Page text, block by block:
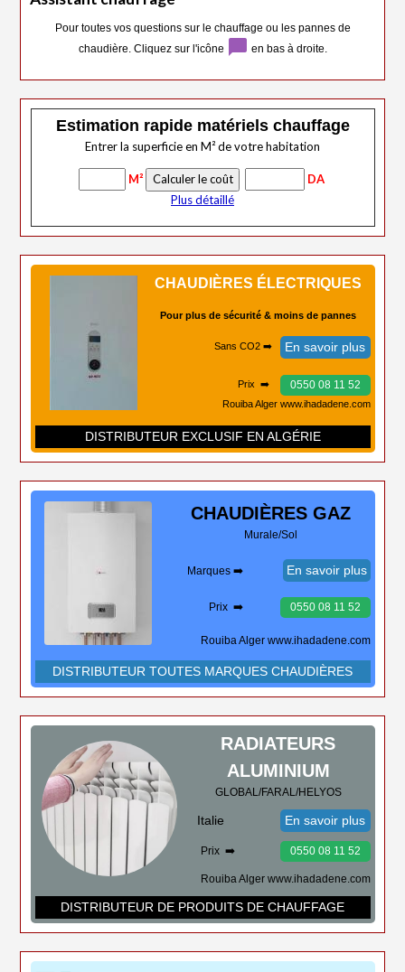
Pour toutes vos questions sur le chauffage ou les pannes de
chaudière. Cliquez sur l'icône
chat_bubble en bas à droite.
Estimation rapide matériels chauffage
Entrer la superficie en M² de votre habitation
M²
DA
Plus détaillé
CHAUDIÈRES ÉLECTRIQUES
Pour plus de sécurité & moins de pannes
Sans CO2 ➡️ En savoir plus
Prix ➡️ 0550 08 11 52
Rouiba Alger www.ihadadene.com
DISTRIBUTEUR EXCLUSIF EN ALGÉRIE
CHAUDIÈRES GAZ
Murale/Sol
Marques ➡️ En savoir plus
Prix ➡️ 0550 08 11 52
Rouiba Alger www.ihadadene.com
DISTRIBUTEUR TOUTES MARQUES CHAUDIÈRES
RADIATEURS
ALUMINIUM
GLOBAL/FARAL/HELYOS
Italie En savoir plus
Prix ➡️ 0550 08 11 52
Rouiba Alger www.ihadadene.com
DISTRIBUTEUR DE PRODUITS DE CHAUFFAGE